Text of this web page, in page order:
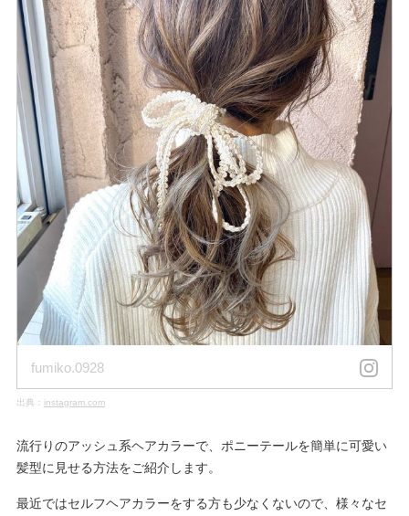
fumiko.0928
出典： instagram.com
流行りのアッシュ系ヘアカラーで、ポニーテールを簡単に可愛い
髪型に見せる方法をご紹介します。
最近ではセルフヘアカラーをする方も少なくないので、様々なセ